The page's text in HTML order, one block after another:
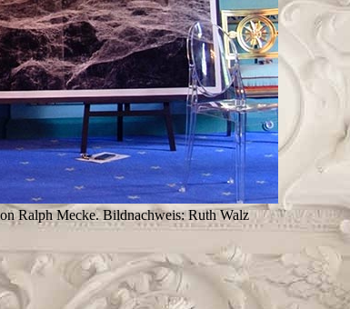
Ralph Mecke. Bildnachweis: Ruth Walz